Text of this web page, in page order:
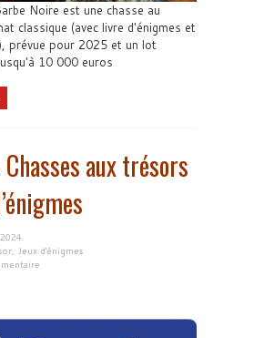
Noire est une chasse au
classique (avec livre d'énigmes et
prévue pour 2025 et un lot
10 000 euros
aux trésors
, Jeux d'énigmes